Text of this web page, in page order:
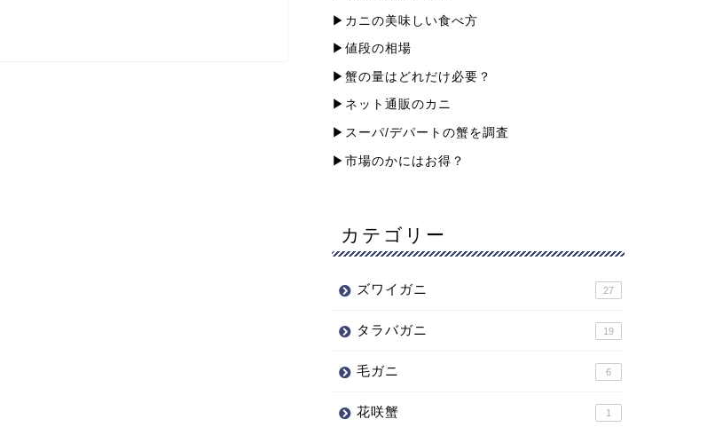
▶︎カニの美味しい食べ方
▶︎値段の相場
▶︎蟹の量はどれだけ必要？
▶︎ネット通販のカニ
▶︎スーパ/デパートの蟹を調査
▶︎市場のかにはお得？
カテゴリー
ズワイガニ 27
タラバガニ 19
毛ガニ 6
花咲蟹 1